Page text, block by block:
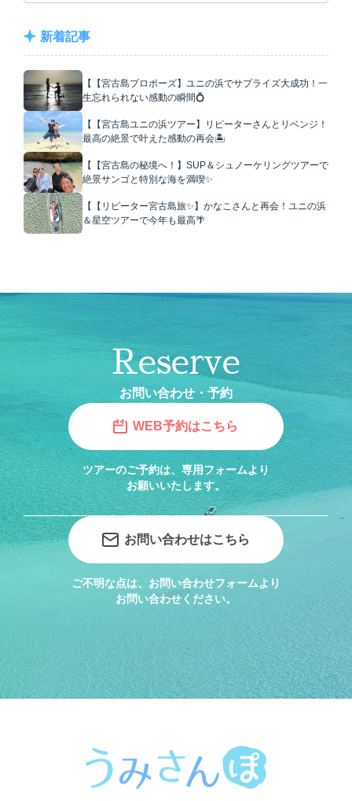
新着記事
【【宮古島プロポーズ】ユニの浜でサプライズ大成功！一
生忘れられない感動の瞬間💍
【【宮古島ユニの浜ツアー】リピーターさんとリベンジ！
最高の絶景で叶えた感動の再会🏝️
【【宮古島の秘境へ！】SUP＆シュノーケリングツアーで
絶景サンゴと特別な海を満喫✨
【【リピーター宮古島旅✨】かなこさんと再会！ユニの浜
＆星空ツアーで今年も最高🌴
Reserve
お問い合わせ・予約
WEB予約はこちら
ツアーのご予約は、専用フォームより
お願いいたします。
お問い合わせはこちら
ご不明な点は、お問い合わせフォームより
お問い合わせください。